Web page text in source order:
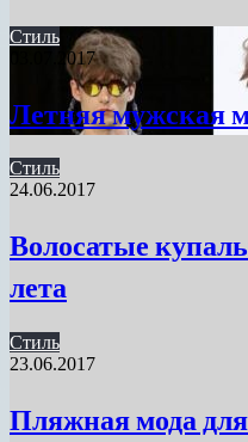
Стиль
03.07.2017
Летняя мужская
Стиль
24.06.2017
Волосатые
лета
Стиль
23.06.2017
Пляжная мода